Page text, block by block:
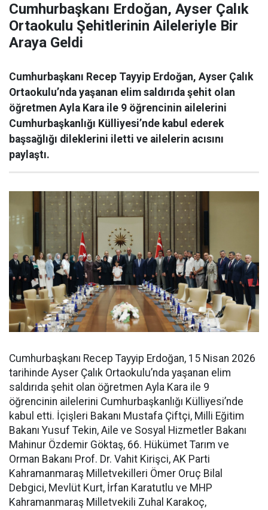
Cumhurbaşkanı Erdoğan, Ayser Çalık
Ortaokulu Şehitlerinin Aileleriyle Bir
Araya Geldi
Cumhurbaşkanı Recep Tayyip Erdoğan, Ayser Çalık
Ortaokulu’nda yaşanan elim saldırıda şehit olan
öğretmen Ayla Kara ile 9 öğrencinin ailelerini
Cumhurbaşkanlığı Külliyesi’nde kabul ederek
başsağlığı dileklerini iletti ve ailelerin acısını
paylaştı.
Cumhurbaşkanı Recep Tayyip Erdoğan, 15 Nisan 2026
tarihinde Ayser Çalık Ortaokulu’nda yaşanan elim
saldırıda şehit olan öğretmen Ayla Kara ile 9
öğrencinin ailelerini Cumhurbaşkanlığı Külliyesi’nde
kabul etti. İçişleri Bakanı Mustafa Çiftçi, Milli Eğitim
Bakanı Yusuf Tekin, Aile ve Sosyal Hizmetler Bakanı
Mahinur Özdemir Göktaş, 66. Hükümet Tarım ve
Orman Bakanı Prof. Dr. Vahit Kirişci, AK Parti
Kahramanmaraş Milletvekilleri Ömer Oruç Bilal
Debgici, Mevlüt Kurt, İrfan Karatutlu ve MHP
Kahramanmaraş Milletvekili Zuhal Karakoç,